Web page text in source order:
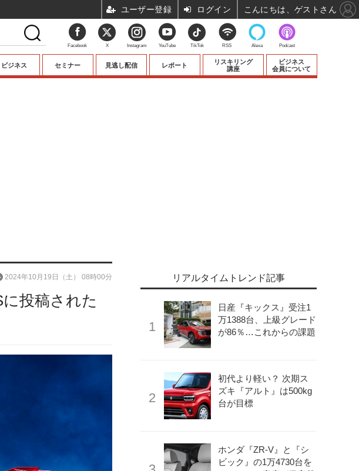
ビジネス セミナー 見逃し配信 レポート
リスキリング
講座
ビジネス
会員について
投稿された
2024年10月19日（土） 08時00分 リアルタイムトレンド記事
日産『キックス』受注1
万1388台、上級グレード
が86％…これからの課題
初代より軽い？ 次期ス
ズキ『アルト』は500kg
台が目標
ホンダ『ZR-V』と『シ
ビック』の1万4730台を
Facebook X Instagram YouTube TikTok RSS Alexa Podcast
ユーザー登録 ログイン こんにちは、ゲストさん